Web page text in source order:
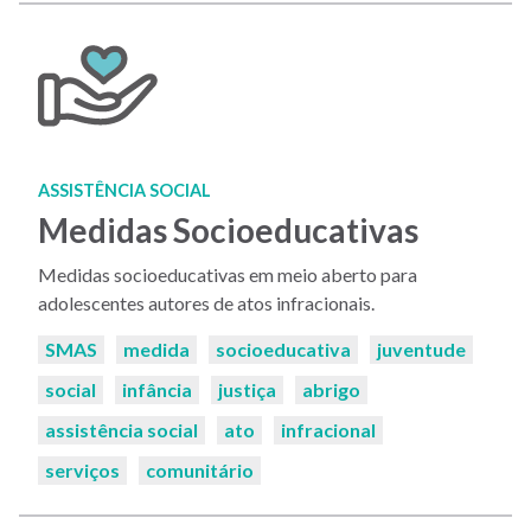
ASSISTÊNCIA SOCIAL
Medidas Socioeducativas
Medidas socioeducativas em meio aberto para
adolescentes autores de atos infracionais.
Palavras-
SMAS medida socioeducativa
juventude
social
infância justiça
abrigo
assistência social
ato
infracional
serviços
comunitário